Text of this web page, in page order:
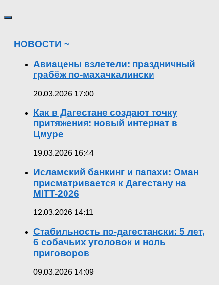
НОВОСТИ ~
Авиацены взлетели: праздничный
грабёж по-махачкалински
20.03.2026 17:00
Как в Дагестане создают точку
притяжения: новый интернат в
Цмуре
19.03.2026 16:44
Исламский банкинг и папахи: Оман
присматривается к Дагестану на
MITT-2026
12.03.2026 14:11
Стабильность по-дагестански: 5 лет,
6 собачьих уголовок и ноль
приговоров
09.03.2026 14:09